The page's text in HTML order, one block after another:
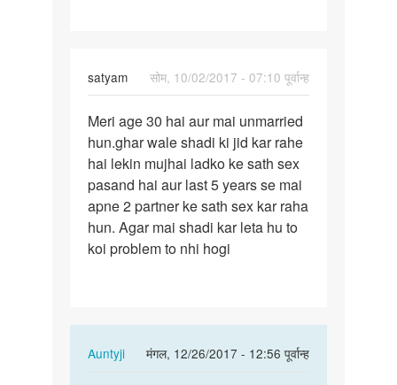
satyam
सोम, 10/02/2017 - 07:10 पूर्वान्ह
Meri
age
30
hai
aur
mai…
Meri age 30 hai aur mai unmarried
hun.ghar wale shadi ki jid kar rahe
hai lekin mujhai ladko ke sath sex
pasand hai aur last 5 years se mai
apne 2 partner ke sath sex kar raha
hun. Agar mai shadi kar leta hu to
koi problem to nhi hogi
Auntyji
मंगल, 12/26/2017 - 12:56 पूर्वान्ह
In